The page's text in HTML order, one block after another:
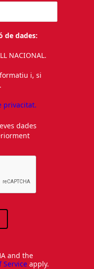
de dades:
NACIONAL.
i, si
privacitat.
dades
and the
Service apply.